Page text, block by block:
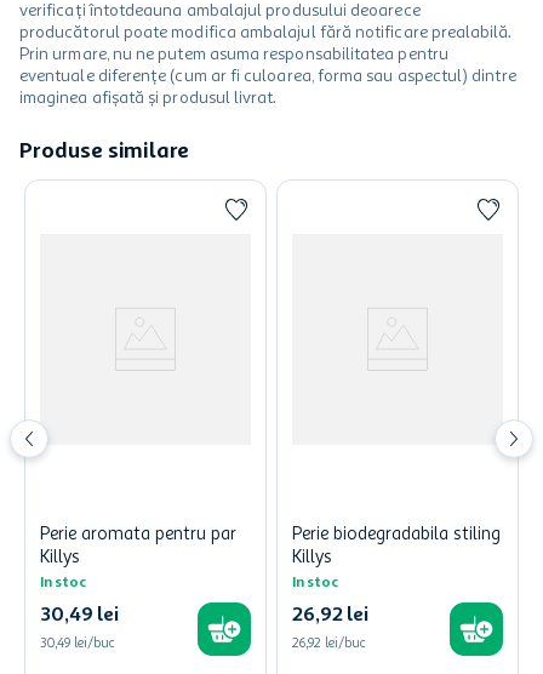
verificați întotdeauna ambalajul produsului deoarece
producătorul poate modifica ambalajul fără notificare prealabilă.
Prin urmare, nu ne putem asuma responsabilitatea pentru
eventuale diferențe (cum ar fi culoarea, forma sau aspectul) dintre
imaginea afișată și produsul livrat.
Produse similare
Perie aromata pentru par
Killys
In stoc
30,49 lei
30,49 lei/buc
Perie biodegradabila stiling
Killys
In stoc
26,92 lei
26,92 lei/buc